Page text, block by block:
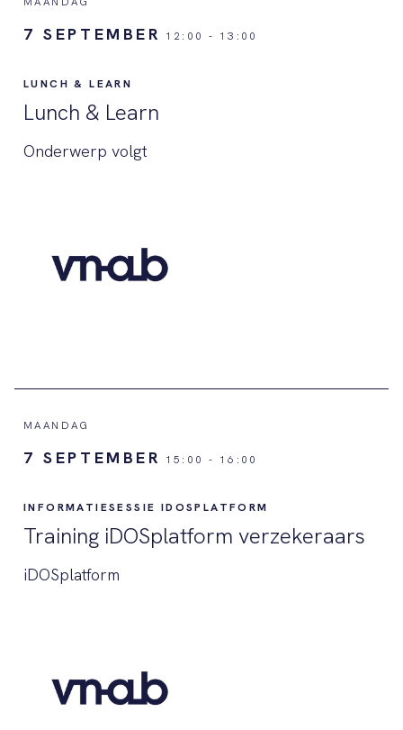
7 SEPTEMBER 12:00 - 13:00
LUNCH & LEARN
Lunch & Learn
Onderwerp volgt
MAANDAG
7 SEPTEMBER 15:00 - 16:00
INFORMATIESESSIE IDOSPLATFORM
Training iDOSplatform verzekeraars
iDOSplatform